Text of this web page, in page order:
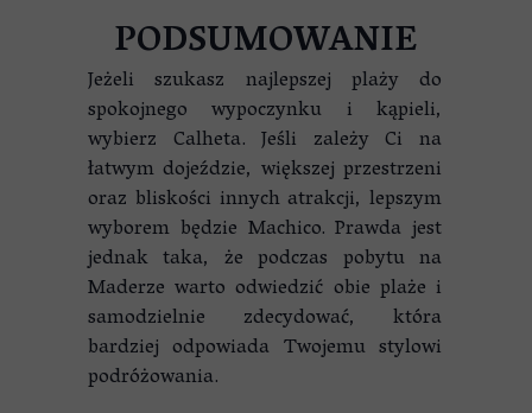
PODSUMOWANIE
Jeżeli szukasz najlepszej plaży do
spokojnego wypoczynku i kąpieli,
wybierz Calheta. Jeśli zależy Ci na
łatwym dojeździe, większej przestrzeni
oraz bliskości innych atrakcji, lepszym
wyborem będzie Machico. Prawda jest
jednak taka, że podczas pobytu na
Maderze warto odwiedzić obie plaże i
samodzielnie zdecydować, która
bardziej odpowiada Twojemu stylowi
podróżowania.